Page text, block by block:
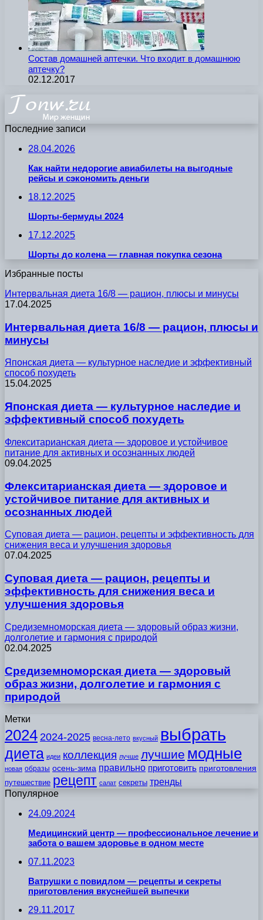
Состав домашней аптечки. Что входит в домашнюю
аптечку?
02.12.2017
Последние записи
28.04.2026
Как найти недорогие авиабилеты на выгодные
рейсы и сэкономить деньги
18.12.2025
Шорты-бермуды 2024
17.12.2025
Шорты до колена — главная покупка сезона
Избранные посты
Интервальная диета 16/8 — рацион, плюсы и минусы
17.04.2025
Интервальная диета 16/8 — рацион, плюсы и
минусы
Японская диета — культурное наследие и эффективный
способ похудеть
15.04.2025
Японская диета — культурное наследие и
эффективный способ похудеть
Флекситарианская диета — здоровое и устойчивое
питание для активных и осознанных людей
09.04.2025
Флекситарианская диета — здоровое и
устойчивое питание для активных и
осознанных людей
Суповая диета — рацион, рецепты и эффективность для
снижения веса и улучшения здоровья
07.04.2025
Суповая диета — рацион, рецепты и
эффективность для снижения веса и
улучшения здоровья
Средиземноморская диета — здоровый образ жизни,
долголетие и гармония с природой
02.04.2025
Средиземноморская диета — здоровый
образ жизни, долголетие и гармония с
природой
Метки
2024 2024-2025 весна-лето вкусный выбрать
диета идеи коллекция лучше лучшие модные
новая образы осень-зима правильно приготовить приготовления
путешествие рецепт салат секреты тренды
Популярное
24.09.2024
Медицинский центр — профессиональное лечение и
забота о вашем здоровье в одном месте
07.11.2023
Ватрушки с повидлом — рецепты и секреты
приготовления вкуснейшей выпечки
29.11.2017